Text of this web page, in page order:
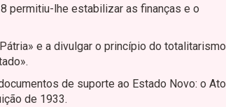
permitiu-lhe estabilizar as finanças e o
e a divulgar o princípio do totalitarismo
de suporte ao Estado Novo: o Ato
de 1933.